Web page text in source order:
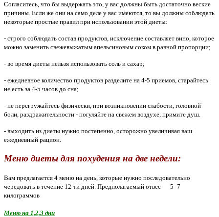
Согласитесь, что бы выдержать это, у вас должны быть достаточно веские
причины. Если же они на само деле у вас имеются, то вы должны соблюдать
некоторые простые правил при использовании этой диеты:
- строго соблюдать состав продуктов, исключение составляет вино, которое
можно заменить свежевыжатым апельсиновым соком в равной пропорции;
- во время диеты нельзя использовать соль и сахар;
- ежедневное количество продуктов разделите на 4-5 приемов, старайтесь
не есть за 4-5 часов до сна;
- не перегружайтесь физически, при возникновении слабости, головной
боли, раздражительности - погуляйте на свежем воздухе, примите душ.
- выходить из диеты нужно постепенно, осторожно увеличивая ваш
ежедневный рацион.
Меню диеты для похудения на две недели:
Вам предлагается 4 меню на день, которые нужно последовательно
чередовать в течение 12-ти дней. Предполагаемый отвес — 5–7
килограммов
Меню на 1,2,3 дни